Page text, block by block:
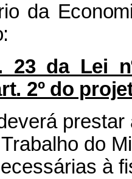
da
23 da Lei
2º do
do
à